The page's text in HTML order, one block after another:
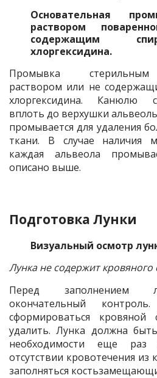
Основательная
раствором
содержащим
хлоргексидина.
Промывка стерильным
раствором или не
хлоргексидина. Канюлю
вплоть до верхушки
промывается для удаления
ткани. В случае наличия
каждая альвеола
описано выше.
Подготовка Лунки
Визуальный осмотр
Лунка не содержит кровяного
Перед заполнением
окончательный
сформироваться кровяной
удалить. Лунка должна
необходимости еще
отсутствии кровотечения из
заполняться